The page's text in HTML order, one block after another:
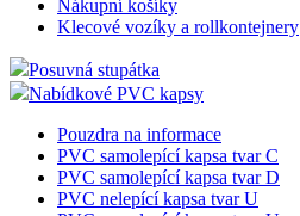
Nákupní košíky
Klecové vozíky a rollkontejnery
Posuvná stupátka
Nabídkové PVC kapsy
Pouzdra na informace
PVC samolepící kapsa tvar C
PVC samolepící kapsa tvar D
PVC nelepící kapsa tvar U